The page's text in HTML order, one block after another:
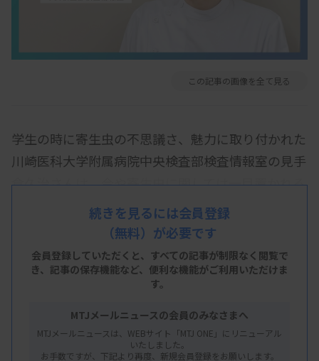
この記事の画像を全て見る
学生の時に寄生虫の不思議さ、魅力に取り付かれた
川崎医科大学附属病院中央検査部検査情報室の見手
倉久治さんは、今や寄生虫に関しては一目置かれる
存在だ。院内はもちろん院外からも分からないこと
があると何かと相談を受けるほか、川崎医療福祉大
学など複数の大学で臨床検査科の寄生虫に関する講
座を受け持っている。
ターニングポイントとなったのは29歳の時に一級臨
続きを見るには会員登録
（無料）が必要です
会員登録していただくと、すべての記事が制限なく閲覧で
き、 記事の保存機能など、便利な機能がご利用いただけま
す。
MTJメールニュースの会員のみなさまへ
MTJメールニュースは、WEBサイト「MTJ ONE」にリニューアル
いたしました。
お手数ですが、下記より再度、新規会員登録をお願いします。